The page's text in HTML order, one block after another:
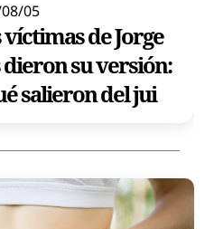
05
de Jorge
su versión:
salieron del jui